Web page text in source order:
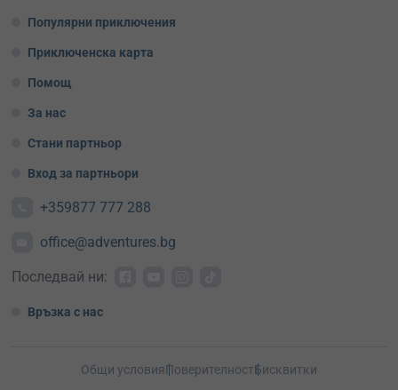
Популярни приключения
Приключенска карта
Помощ
За нас
Стани партньор
Вход за партньори
+359877 777 288
office@adventures.bg
Последвай ни:
Връзка с нас
Общи условияПоверителностБисквитки